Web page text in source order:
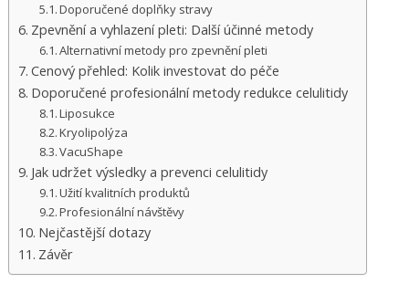
Doporučené doplňky stravy
Zpevnění a vyhlazení pleti: Další účinné metody
Alternativní metody pro zpevnění pleti
Cenový přehled: Kolik investovat do péče
Doporučené profesionální metody redukce celulitidy
Liposukce
Kryolipolýza
VacuShape
Jak udržet výsledky a prevenci celulitidy
Užití kvalitních produktů
Profesionální návštěvy
Nejčastější dotazy
Závěr